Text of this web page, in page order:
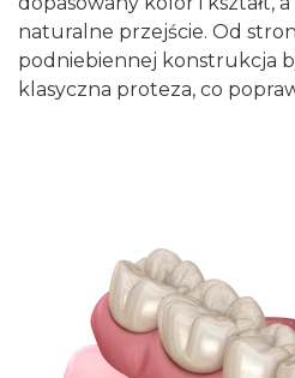
naturalne przejście. Od
podniebiennej konstrukcja
klasyczna proteza, co